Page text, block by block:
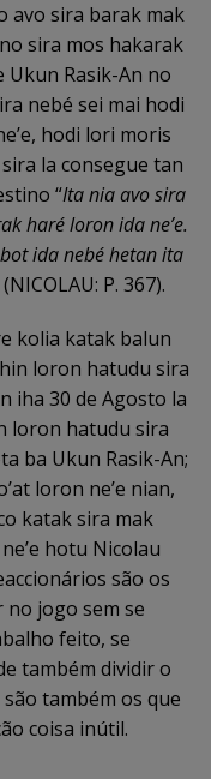
avo sira barak mak
sira mos hakarak
Ukun Rasik-An no
nebé sei mai hodi
hodi lori moris
la consegue tan
“Ita nia avo sira
haré loron ida ne’e.
ida nebé hetan ita
(NICOLAU: P. 367).
kolia katak balun
loron hatudu sira
iha 30 de Agosto la
loron hatudu sira
ba Ukun Rasik-An;
loron ne’e nian,
katak sira mak
hotu Nicolau
são os
jogo sem se
feito, se
também dividir o
também os que
coisa inútil.